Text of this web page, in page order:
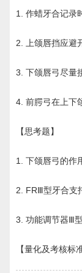
1. 作蜡牙合记录
2. 上颌唇挡应避
3. 下颌唇弓尽量
4. 前腭弓在上下
【思考题】
1. 下颌唇弓的作
2. FRⅢ型牙合支
3. 功能调节器Ⅲ
【量化及考核标